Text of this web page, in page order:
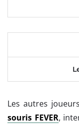
Les autres
souris FEVER,